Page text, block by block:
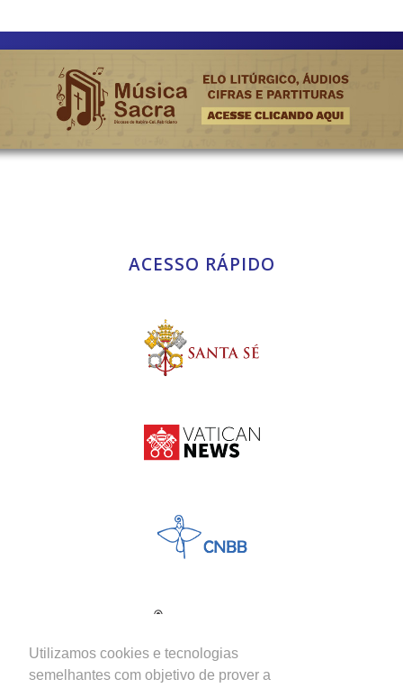
Utilizamos cookies e tecnologias
semelhantes com objetivo de prover a
ACESSO RÁPIDO